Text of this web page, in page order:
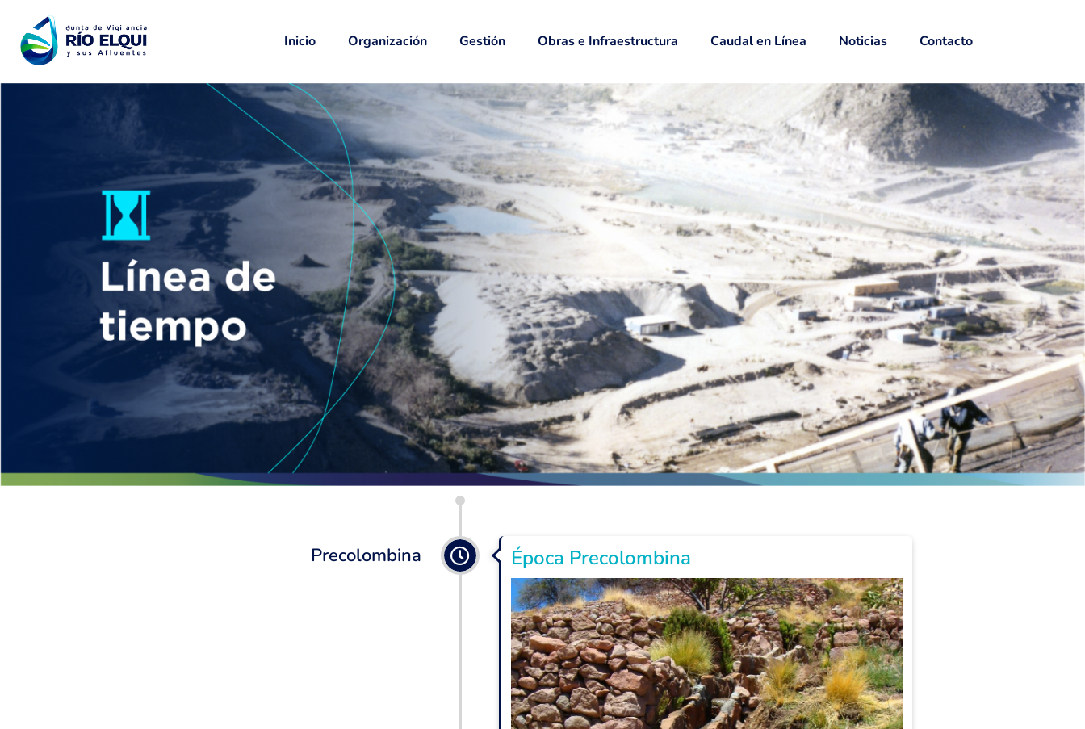
Inicio Organización Gestión Obras e Infraestructura Caudal en Línea Noticias Contacto
Precolombina Época Precolombina